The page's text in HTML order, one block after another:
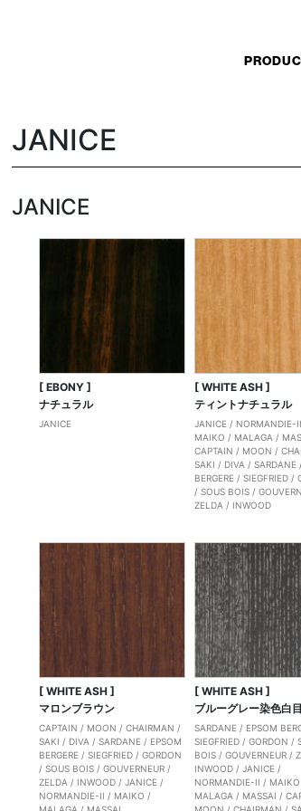
JANICE
JANICE
[ EBONY ]
ナチュラル
JANICE
[ WHITE ASH ]
ティントナチュラル
JANICE / NORMANDIE-II
MAIKO / MALAGA /
CAPTAIN / MOON /
SAKI / DIVA / SARDANE /
BERGERE / SIEGFRIED/
/ SOUS BOIS/
ZELDA / INWOOD
[ WHITE ASH ]
マロンブラウン
CAPTAIN / MOON / CHAIRMAN /
SAKI / DIVA / SARDANE / EPSOM
BERGERE / SIEGFRIED/ GORDON
/ SOUS BOIS/ GOUVERNEUR/
ZELDA / INWOOD/ JANICE /
NORMANDIE-II / MAIKO /
[ WHITE ASH ]
ブルーグレー染色白
SARDANE / EPSOM
SIEGFRIED/ GORDON /
BOIS/ GOUVERNEUR/
INWOOD/ JANICE /
NORMANDIE-II / MAIKO
MALAGA / MASSAI /